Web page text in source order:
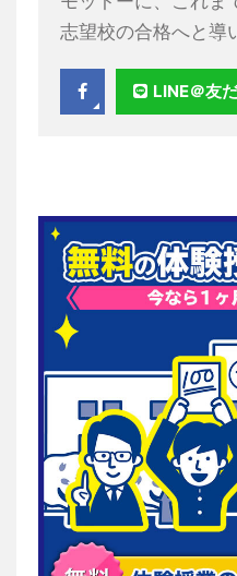
志望校の合格へと導
LINE＠友